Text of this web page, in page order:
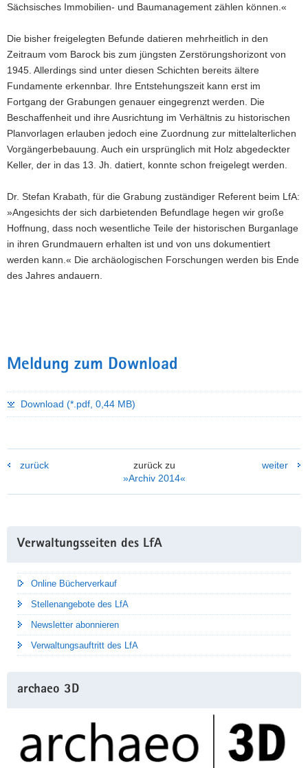
Sächsisches Immobilien- und Baumanagement zählen können.«
Die bisher freigelegten Befunde datieren mehrheitlich in den
Zeitraum vom Barock bis zum jüngsten Zerstörungshorizont von
1945. Allerdings sind unter diesen Schichten bereits ältere
Fundamente erkennbar. Ihre Entstehungszeit kann erst im
Fortgang der Grabungen genauer eingegrenzt werden. Die
Beschaffenheit und ihre Ausrichtung im Verhältnis zu historischen
Planvorlagen erlauben jedoch eine Zuordnung zur mittelalterlichen
Vorgängerbebauung. Auch ein ursprünglich mit Holz abgedeckter
Keller, der in das 13. Jh. datiert, konnte schon freigelegt werden.
Dr. Stefan Krabath, für die Grabung zuständiger Referent beim LfA:
»Angesichts der sich darbietenden Befundlage hegen wir große
Hoffnung, dass noch wesentliche Teile der historischen Burganlage
in ihren Grundmauern erhalten ist und von uns dokumentiert
werden kann.« Die archäologischen Forschungen werden bis Ende
des Jahres andauern.
Meldung zum Download
Download (*.pdf, 0,44 MB)
zurück
zurück zu
»Archiv 2014«
weiter
Information
Verwaltungsseiten des LfA
Online Bücherverkauf
Stellenangebote des LfA
Newsletter abonnieren
Verwaltungsauftritt des LfA
archaeo 3D